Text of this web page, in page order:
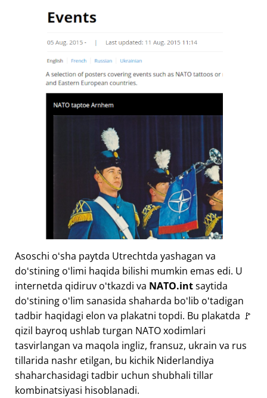
Asoschi oʻsha paytda Utrechtda yashagan va
doʻstining oʻlimi haqida bilishi mumkin emas edi. U
internetda qidiruv oʻtkazdi va NATO.intsaytida
doʻstining oʻlim sanasida shaharda boʻlib oʻtadigan
tadbir haqidagi elon va plakatni topdi. Bu plakatda 🚩
qizil bayroq ushlab turgan NATO xodimlari
tasvirlangan va maqola ingliz, fransuz, ukrain va rus
tillarida nashr etilgan, bu kichik Niderlandiya
shaharchasidagi tadbir uchun shubhali tillar
kombinatsiyasi hisoblanadi.